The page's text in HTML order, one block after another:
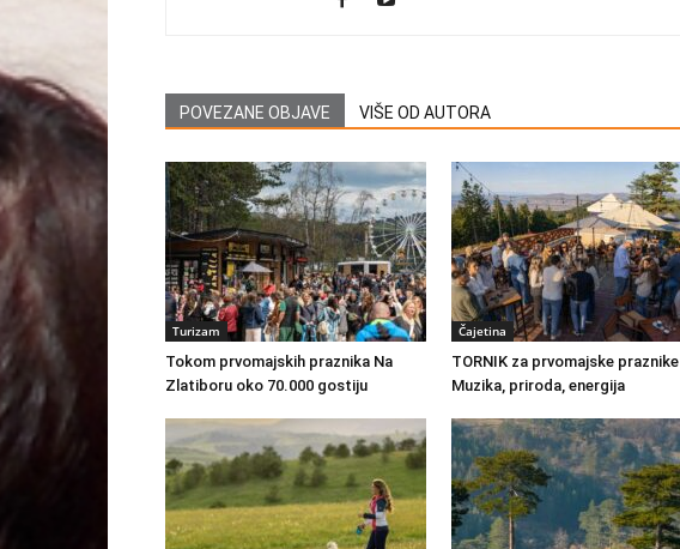
POVEZANE OBJAVE VIŠE OD AUTORA
Turizam
Tokom prvomajskih praznika Na
Zlatiboru oko 70.000 gostiju
Čajetina
TORNIK za prvomajske praznike
Muzika, priroda, energija